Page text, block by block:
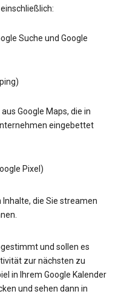
Suche und Google
Google Maps, die in
eingebettet
Pixel)
die Sie streamen
und sollen es
zur nächsten zu
in Ihrem Google Kalender
und sehen dann in